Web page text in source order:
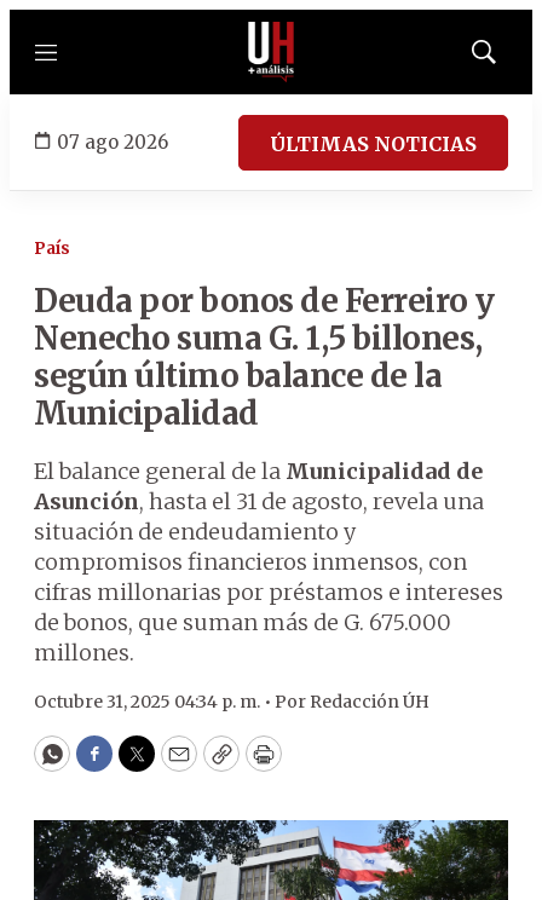
Menú
Mostrar
07 ago 2026 ÚLTIMAS NOTICIAS
País
Deuda por bonos de Ferreiro y
Nenecho suma G. 1,5 billones,
según último balance de la
Municipalidad
El balance general de la Municipalidad de
Asunción, hasta el 31 de agosto, revela una
situación de endeudamiento y
compromisos financieros inmensos, con
cifras millonarias por préstamos e intereses
de bonos, que suman más de G. 675.000
millones.
Octubre 31, 2025 04:34 p. m. • Por Redacción ÚH
WhatsApp
Facebook
Twitter
EmailCopyPrint